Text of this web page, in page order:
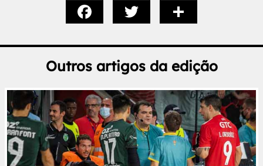
Outros artigos da edição